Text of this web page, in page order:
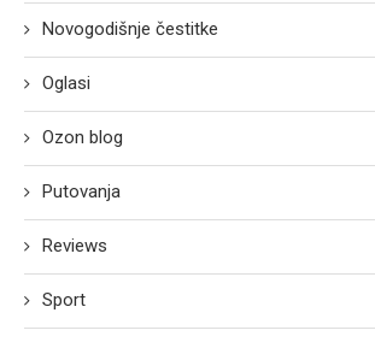
Novogodišnje čestitke
Oglasi
Ozon blog
Putovanja
Reviews
Sport